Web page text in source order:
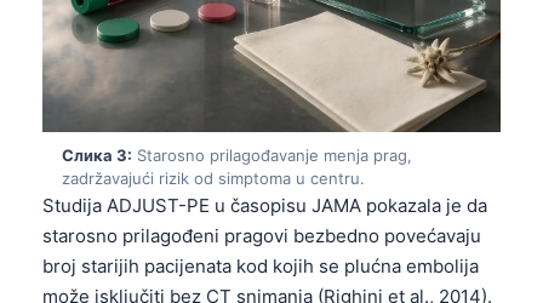
Слика 3: Starosno prilagođavanje menja prag,
zadržavajući rizik od simptoma u centru.
Studija ADJUST-PE u časopisu JAMA pokazala je da
starosno prilagođeni pragovi bezbedno povećavaju
broj starijih pacijenata kod kojih se plućna embolija
može isključiti bez CT snimanja (Righini et al., 2014).